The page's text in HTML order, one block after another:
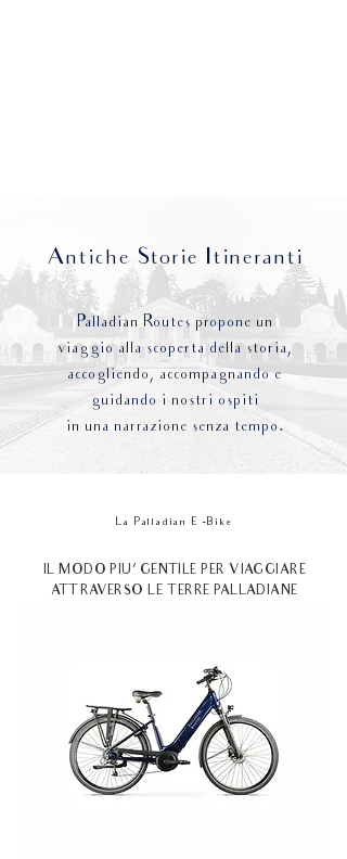
Antiche Storie Itineranti
Palladian Routes propone un
viaggio alla scoperta della storia,
accogliendo, accompagnando e
guidando i nostri ospiti
in una narrazione senza tempo.
La Palladian E -Bike
IL MODO PIU’ GENTILE PER VIAGGIARE
ATTRAVERSO LE TERRE PALLADIANE